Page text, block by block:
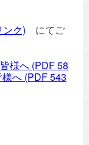
ク) にてご
様へ (PDF 58
様へ (PDF 543